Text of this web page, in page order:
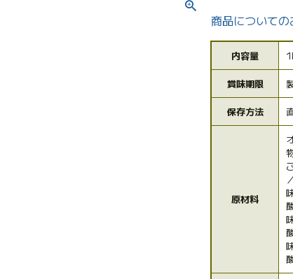
商品について
内容量
賞味期限
保存方法
原材料